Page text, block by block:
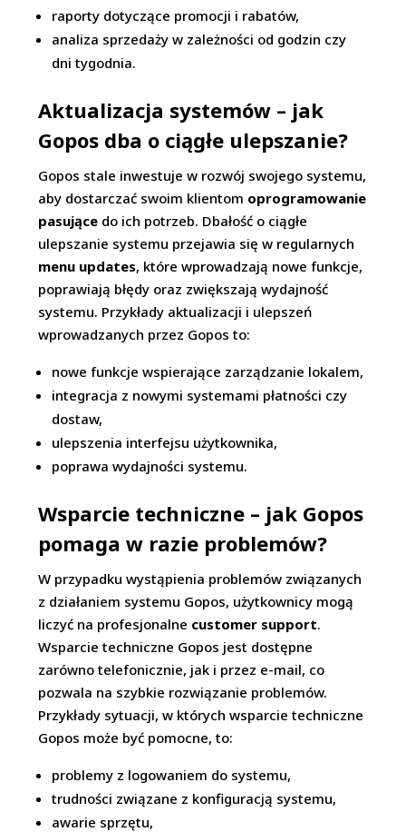
raporty dotyczące promocji i rabatów,
analiza sprzedaży w zależności od godzin czy
dni tygodnia.
Aktualizacja systemów – jak
Gopos dba o ciągłe ulepszanie?
Gopos stale inwestuje w rozwój swojego systemu,
aby dostarczać swoim klientom oprogramowanie
pasujące do ich potrzeb. Dbałość o ciągłe
ulepszanie systemu przejawia się w regularnych
menu updates, które wprowadzają nowe funkcje,
poprawiają błędy oraz zwiększają wydajność
systemu. Przykłady aktualizacji i ulepszeń
wprowadzanych przez Gopos to:
nowe funkcje wspierające zarządzanie lokalem,
integracja z nowymi systemami płatności czy
dostaw,
ulepszenia interfejsu użytkownika,
poprawa wydajności systemu.
Wsparcie techniczne – jak Gopos
pomaga w razie problemów?
W przypadku wystąpienia problemów związanych
z działaniem systemu Gopos, użytkownicy mogą
liczyć na profesjonalne customer support.
Wsparcie techniczne Gopos jest dostępne
zarówno telefonicznie, jak i przez e-mail, co
pozwala na szybkie rozwiązanie problemów.
Przykłady sytuacji, w których wsparcie techniczne
Gopos może być pomocne, to:
problemy z logowaniem do systemu,
trudności związane z konfiguracją systemu,
awarie sprzętu,